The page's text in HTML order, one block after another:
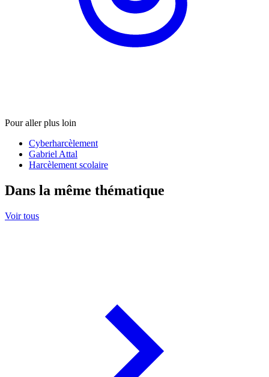
Pour aller plus loin
Cyberharcèlement
Gabriel Attal
Harcèlement scolaire
Dans la même thématique
Voir tous